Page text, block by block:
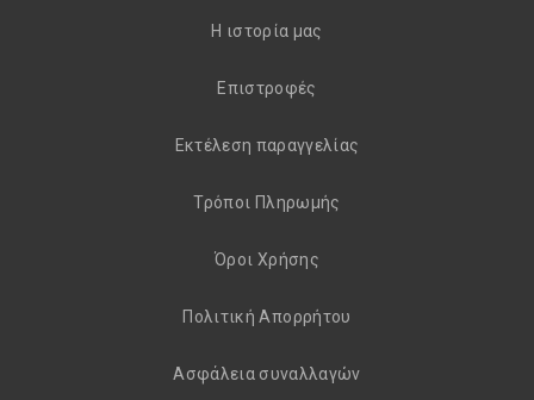
H ιστορία μας
Eπιστροφές
Εκτέλεση παραγγελίας
Τρόποι Πληρωμής
Όροι Χρήσης
Πολιτική Απορρήτου
Aσφάλεια συναλλαγών